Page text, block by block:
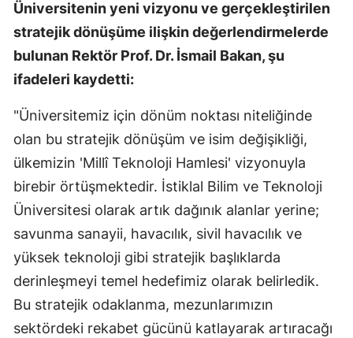
Üniversitenin yeni vizyonu ve gerçekleştirilen
stratejik dönüşüme ilişkin değerlendirmelerde
bulunan Rektör Prof. Dr. İsmail Bakan, şu
ifadeleri kaydetti:
"Üniversitemiz için dönüm noktası niteliğinde
olan bu stratejik dönüşüm ve isim değişikliği,
ülkemizin 'Millî Teknoloji Hamlesi' vizyonuyla
birebir örtüşmektedir. İstiklal Bilim ve Teknoloji
Üniversitesi olarak artık dağınık alanlar yerine;
savunma sanayii, havacılık, sivil havacılık ve
yüksek teknoloji gibi stratejik başlıklarda
derinleşmeyi temel hedefimiz olarak belirledik.
Bu stratejik odaklanma, mezunlarımızın
sektördeki rekabet gücünü katlayarak artıracağı